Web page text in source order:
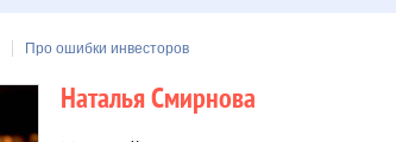
Про ошибки инвесторов
Наталья Смирнова